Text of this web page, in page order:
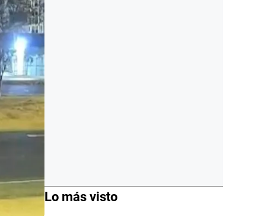
Lo más visto